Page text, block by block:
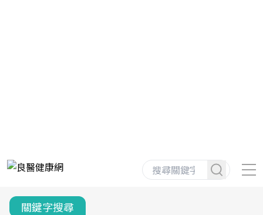
關鍵字搜尋